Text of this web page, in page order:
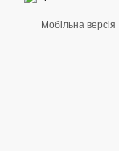
Мобільна версія